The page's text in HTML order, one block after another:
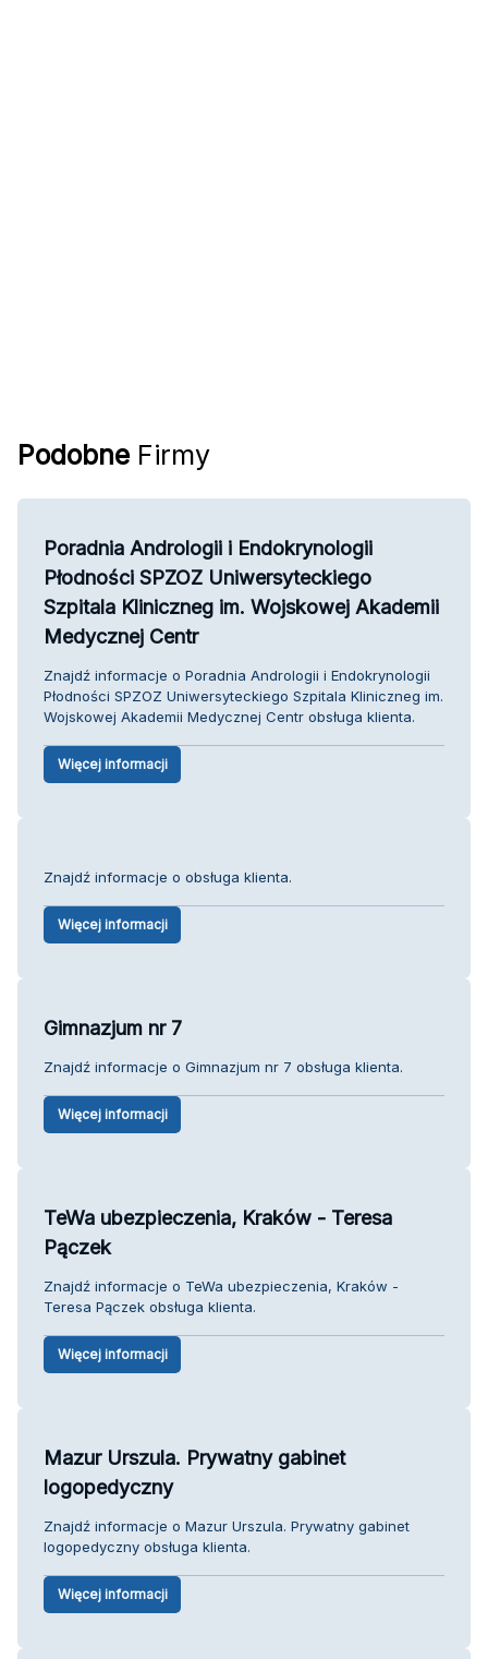
Podobne Firmy
Poradnia Andrologii i Endokrynologii
Płodności SPZOZ Uniwersyteckiego
Szpitala Kliniczneg im. Wojskowej Akademii
Medycznej Centr
Znajdź informacje o Poradnia Andrologii i Endokrynologii
Płodności SPZOZ Uniwersyteckiego Szpitala Kliniczneg im.
Wojskowej Akademii Medycznej Centr obsługa klienta.
Więcej informacji
Znajdź informacje o obsługa klienta.
Więcej informacji
Gimnazjum nr 7
Znajdź informacje o Gimnazjum nr 7 obsługa klienta.
Więcej informacji
TeWa ubezpieczenia, Kraków - Teresa
Pączek
Znajdź informacje o TeWa ubezpieczenia, Kraków -
Teresa Pączek obsługa klienta.
Więcej informacji
Mazur Urszula. Prywatny gabinet
logopedyczny
Znajdź informacje o Mazur Urszula. Prywatny gabinet
logopedyczny obsługa klienta.
Więcej informacji